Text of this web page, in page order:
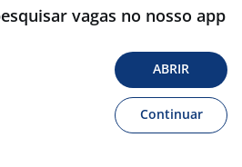
vagas no nosso app
ABRIR
Continuar